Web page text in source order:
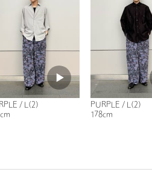
/ L(2)
PURPLE / L(2)
178cm